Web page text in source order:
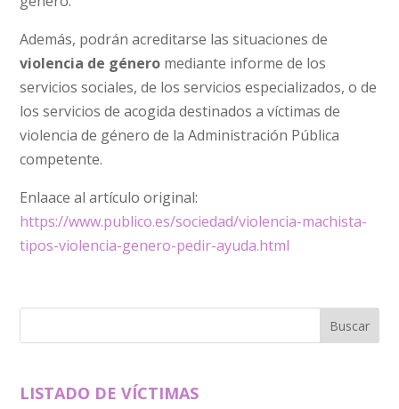
Además, podrán acreditarse las situaciones de
violencia de género mediante informe de los
servicios sociales, de los servicios especializados, o de
los servicios de acogida destinados a víctimas de
violencia de género de la Administración Pública
competente.
Enlaace al artículo original:
https://www.publico.es/sociedad/violencia-machista-
tipos-violencia-genero-pedir-ayuda.html
LISTADO DE VÍCTIMAS